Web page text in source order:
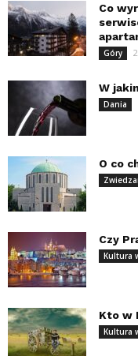
Co
Góry
W
Dania
O co
Czy
Kultura
Kto w
Kultura